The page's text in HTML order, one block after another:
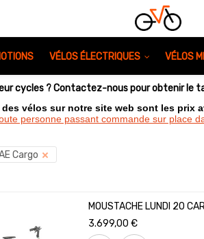
VÉLOS ÉLECTRIQUES VÉLOS
cycles ? Contactez-nous pour obtenir le
vélos sur notre site web sont les prix
personne passant commande sur place
Cargo
MOUSTACHE LUNDI 20
3.699,00 €